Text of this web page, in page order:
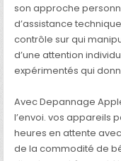
son approche
d’assistance
contrôle sur qui
d’une attention
expérimentés qui
Avec Depannage
l’envoi. vos appareils
heures en attente
de la commodité de